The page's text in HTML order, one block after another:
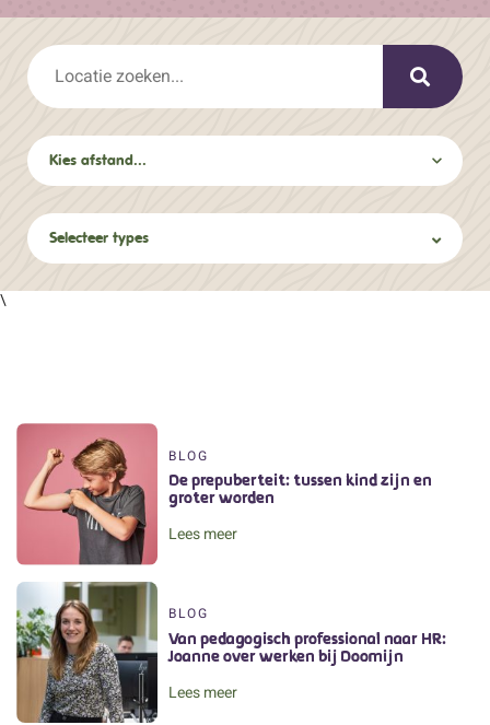
Selecteer types
\
BLOG
De prepuberteit: tussen kind zijn en
groter worden
Lees meer
BLOG
Van pedagogisch professional naar HR:
Joanne over werken bij Doomijn
Lees meer